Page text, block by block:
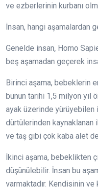
ve ezberlerinin kurbanı
İnsan, hangi aşamalardan
Genelde insan, Homo
beş aşamadan geçerek
Birinci aşama, bebeklerin
bunun tarihi 1,5 milyon yıl
ayak üzerinde yürüyebilen
dürtülerinden kaynaklanan
ve taş gibi çok kaba alet
İkinci aşama, bebeklikten
düşünülebilir. İnsan bu
varmaktadır. Kendisinin ve